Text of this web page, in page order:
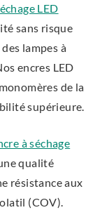
LED
sans risque
lampes à
encres LED
de la
supérieure.
à séchage
qualité
résistance aux
(COV).